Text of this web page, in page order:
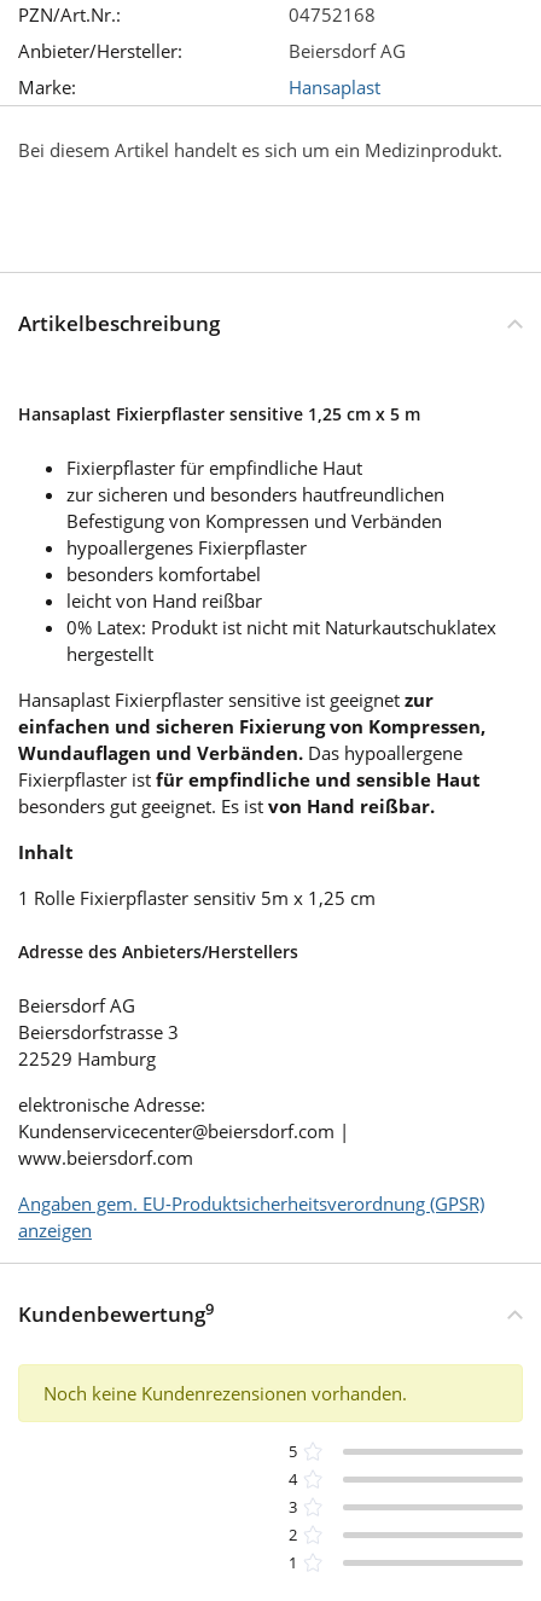
PZN/Art.Nr.:
04752168
Anbieter/Hersteller:
Beiersdorf AG
Marke:
Hansaplast
Bei diesem Artikel handelt es sich um ein Medizinprodukt.
Artikelbeschreibung
Hansaplast Fixierpflaster sensitive 1,25 cm x 5 m
Fixierpflaster für empfindliche Haut
zur sicheren und besonders hautfreundlichen
Befestigung von Kompressen und Verbänden
hypoallergenes Fixierpflaster
besonders komfortabel
leicht von Hand reißbar
0% Latex: Produkt ist nicht mit Naturkautschuklatex
hergestellt
Hansaplast Fixierpflaster sensitive ist geeignet zur
einfachen und sicheren Fixierung von Kompressen,
Wundauflagen und Verbänden. Das hypoallergene
Fixierpflaster ist für empfindliche und sensible Haut
besonders gut geeignet. Es ist von Hand reißbar.
Inhalt
1 Rolle Fixierpflaster sensitiv 5m x 1,25 cm
Adresse des Anbieters/Herstellers
Beiersdorf AG
Beiersdorfstrasse 3
22529 Hamburg
elektronische Adresse:
Kundenservicecenter@beiersdorf.com |
www.beiersdorf.com
Angaben gem. EU-Produktsicherheitsverordnung (GPSR)
anzeigen
Kundenbewertung9
Noch keine Kundenrezensionen vorhanden.
5
4
3
2
1